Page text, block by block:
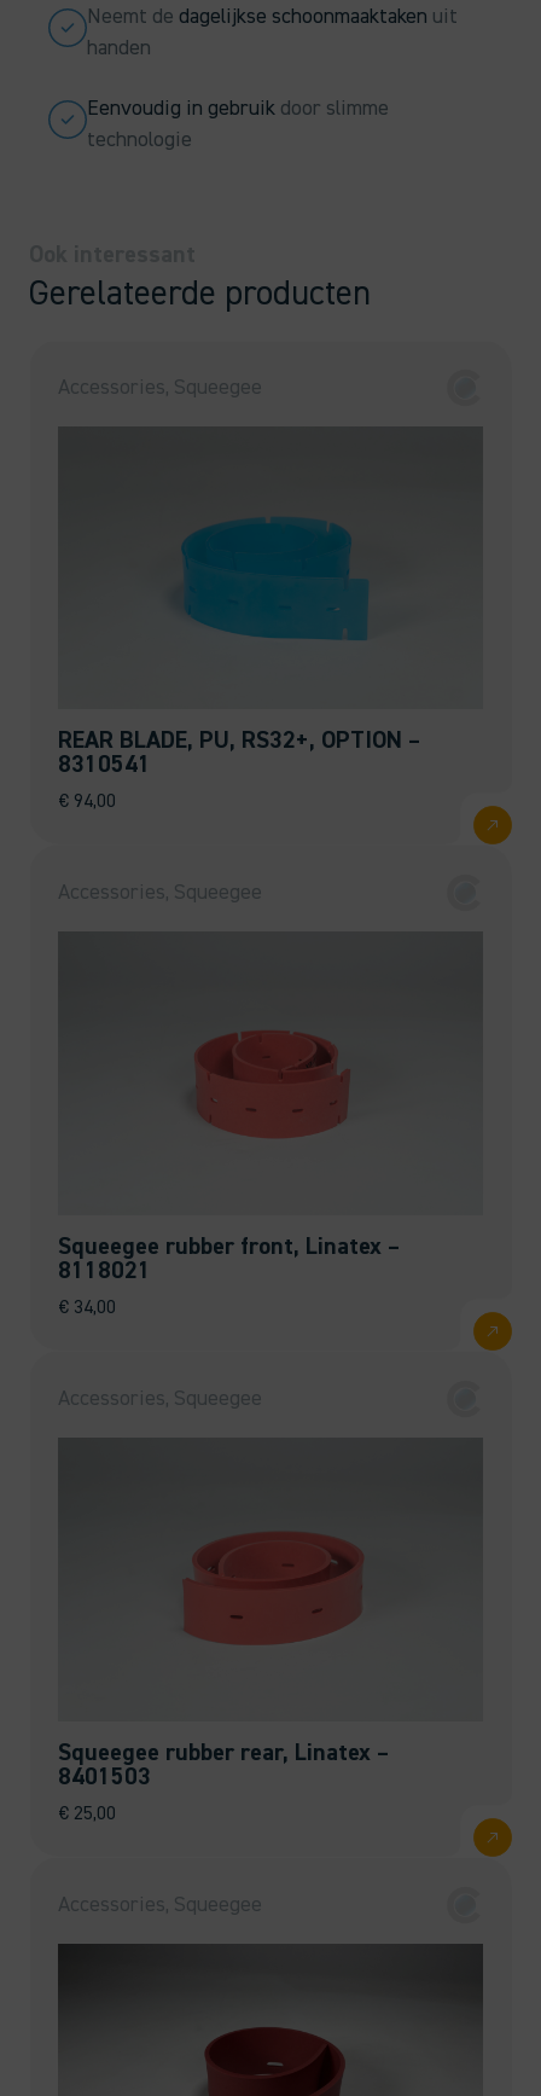
Neemt de dagelijkse schoonmaaktaken uit
handen
Eenvoudig in gebruik door slimme
technologie
Gerelateerde producten
Accessories, Squeegee
REAR BLADE, PU, RS32+, OPTION –
8310541
€ 94,00
Accessories, Squeegee
Squeegee rubber front, Linatex –
8118021
€ 34,00
Accessories, Squeegee
Squeegee rubber rear, Linatex –
8401503
€ 25,00
Accessories, Squeegee